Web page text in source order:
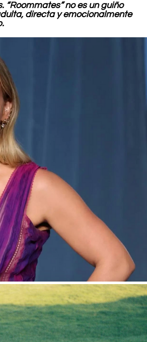
no es un guiño
directa y emocionalmente